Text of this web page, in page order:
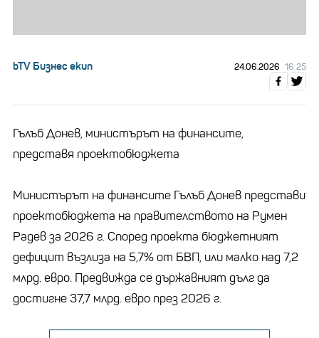
bTV Бизнес екип 24.06.2026 16:25
Гълъб Донев, министърът на финансите,
представя проектобюджета
Министърът на финансите Гълъб Донев представи
проектобюджета на правителството на Румен
Радев за 2026 г. Според проекта бюджетният
дефицит възлиза на 5,7% от БВП, или малко над 7,2
млрд. евро. Предвижда се държавният дълг да
достигне 37,7 млрд. евро през 2026 г.